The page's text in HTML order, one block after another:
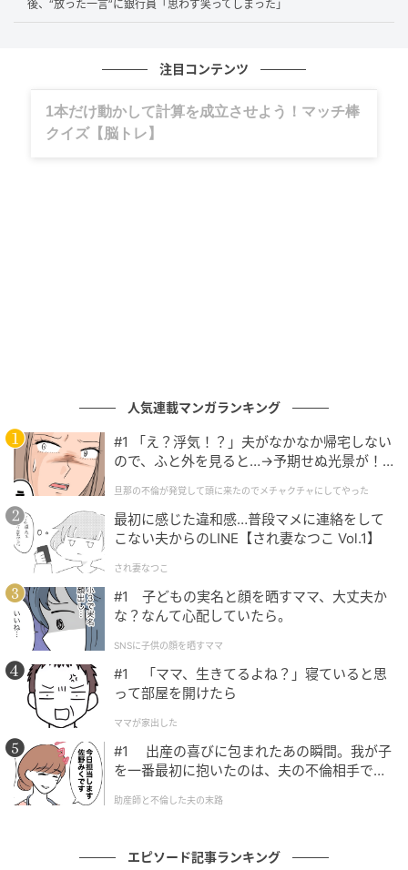
ットにすればマッチングは比較的容易です。
の問題も付いてきます。
が選ぶべき「ギブの形」
次の相談者は、年収2000万円以上を稼ぎ出す34歳の女
性経営者、こめまるさん。
「仕事が最優先で家事は外注、育児は夫にリードして
ほしい」という彼女の希望は、まさに「ハイスペ男
性」が求めてきた条件の
ただし、彼女が相談所で選ばれるためには、
何を「ギブ」できるかを言語化する必要がある、と来
島さんはいいます。
「自分がお金を稼ぐから、夫は専業主夫でも構わな
い」といった振り切った姿勢を持てるなら、需要は一
気に高まります。
ど）を戦略的に狙う。
後、“放った一言”に銀行員「思わず笑ってしまった」
注目コンテンツ
グルメ、ギャグ、子育て、旅行記……全部、読
めます。
人気連載マンガランキング
#1 「え？浮気！？」夫がなかなか帰宅しない
ので、ふと外を見ると…→予期せぬ光景が！
クチャにしてやった
旦那の不倫が発覚して頭に来たのでメチャクチャにしてやった
最初に感じた違和感…普段マメに連絡をして
こない夫からのLINE【され妻なつこ Vol.1】
され妻なつこ
#1 子どもの実名と顔を晒すママ、大丈夫か
な？なんて心配していたら。
SNSに子供の顔を晒すママ
#1 「ママ、生きてるよね？」寝ていると思
って部屋を開けたら
ママが家出した
#1 出産の喜びに包まれたあの瞬間。我が子
を一番最初に抱いたのは、夫の不倫相手でし
助産師と不倫した夫の末路
エピソード記事ランキング